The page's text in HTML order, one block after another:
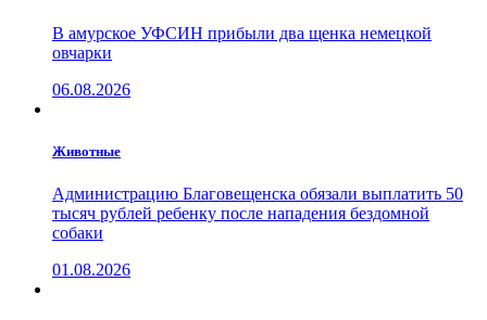
В амурское УФСИН прибыли два щенка немецкой
овчарки
06.08.2026
Животные
Администрацию Благовещенска обязали выплатить 50
тысяч рублей ребенку после нападения бездомной
собаки
01.08.2026